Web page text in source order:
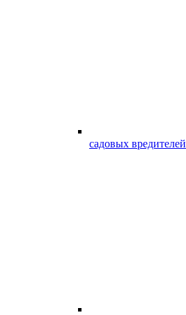
садовых вредителей